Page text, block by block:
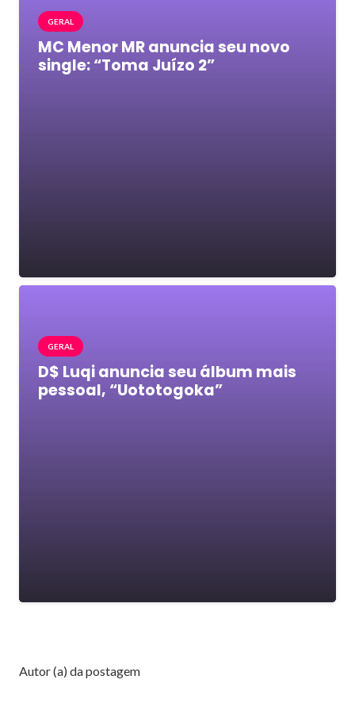
GERAL
MC Menor MR anuncia seu novo
single: “Toma Juízo 2”
GERAL
D$ Luqi anuncia seu álbum mais
pessoal, “Uototogoka”
Autor (a) da postagem